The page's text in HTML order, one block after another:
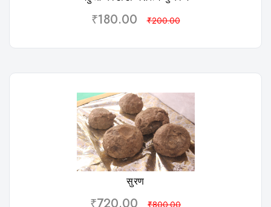
₹180.00 ₹200.00
सुरण
विशलिस्ट